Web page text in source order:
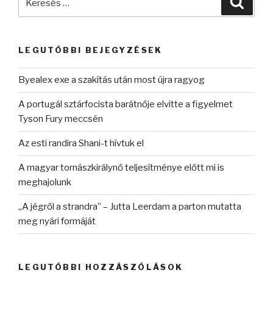
LEGUTÓBBI BEJEGYZÉSEK
Byealex exe a szakítás után most újra ragyog
A portugál sztárfocista barátnője elvitte a figyelmet
Tyson Fury meccsén
Az esti randira Shani-t hívtuk el
A magyar tornászkirálynő teljesítménye előtt mi is
meghajolunk
„A jégről a strandra” – Jutta Leerdam a parton mutatta
meg nyári formáját
LEGUTÓBBI HOZZÁSZÓLÁSOK